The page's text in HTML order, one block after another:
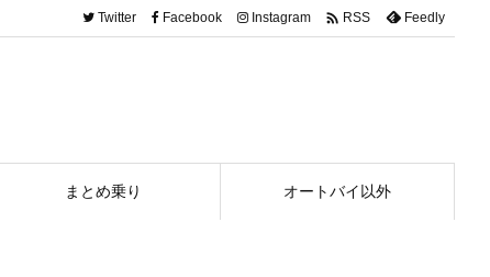
まとめ乗り オートバイ以外
Twitter Facebook Instagram  RSS Feedly